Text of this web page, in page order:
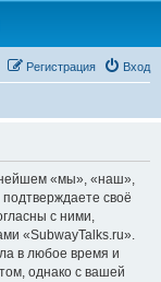
Вход
Регистрация
«мы», «наш»,
своё
с ними,
«SubwayTalks.ru».
в любое время и
однако с вашей